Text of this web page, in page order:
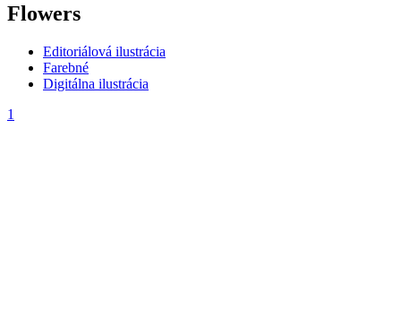
Flowers
Editoriálová ilustrácia
Farebné
Digitálna ilustrácia
1